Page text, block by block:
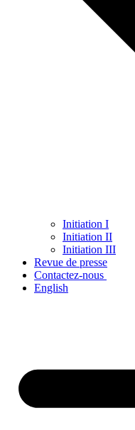
Initiation I
Initiation II
Initiation III
Revue de presse
Contactez-nous
English